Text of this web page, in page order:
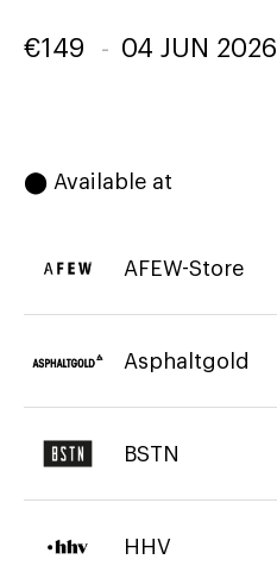
€149 - 04 JUN 2026
⬤ Available at
AFEW-Store
Asphaltgold
BSTN
HHV